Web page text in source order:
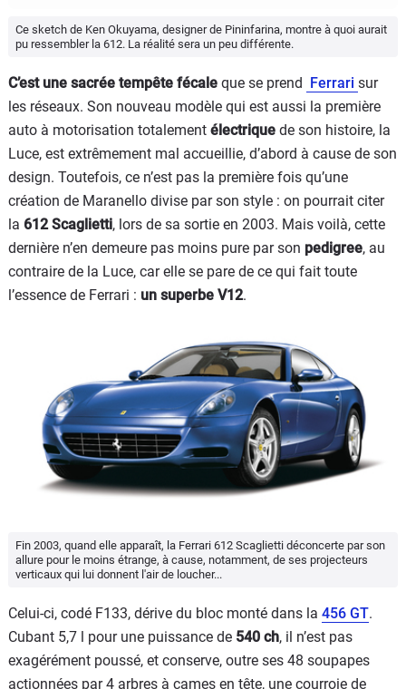
Ce sketch de Ken Okuyama, designer de Pininfarina, montre à quoi aurait
pu ressembler la 612. La réalité sera un peu différente.
C’est une sacrée tempête fécale que se prend Ferrari sur
les réseaux. Son nouveau modèle qui est aussi la première
auto à motorisation totalement électrique de son histoire, la
Luce, est extrêmement mal accueillie, d’abord à cause de son
design. Toutefois, ce n’est pas la première fois qu’une
création de Maranello divise par son style : on pourrait citer
la 612 Scaglietti, lors de sa sortie en 2003. Mais voilà, cette
dernière n’en demeure pas moins pure par son pedigree, au
contraire de la Luce, car elle se pare de ce qui fait toute
l’essence de Ferrari : un superbe V12.
Fin 2003, quand elle apparaît, la Ferrari 612 Scaglietti déconcerte par son
allure pour le moins étrange, à cause, notamment, de ses projecteurs
verticaux qui lui donnent l'air de loucher...
Celui-ci, codé F133, dérive du bloc monté dans la 456 GT.
Cubant 5,7 l pour une puissance de 540 ch, il n’est pas
exagérément poussé, et conserve, outre ses 48 soupapes
actionnées par 4 arbres à cames en tête, une courroie de